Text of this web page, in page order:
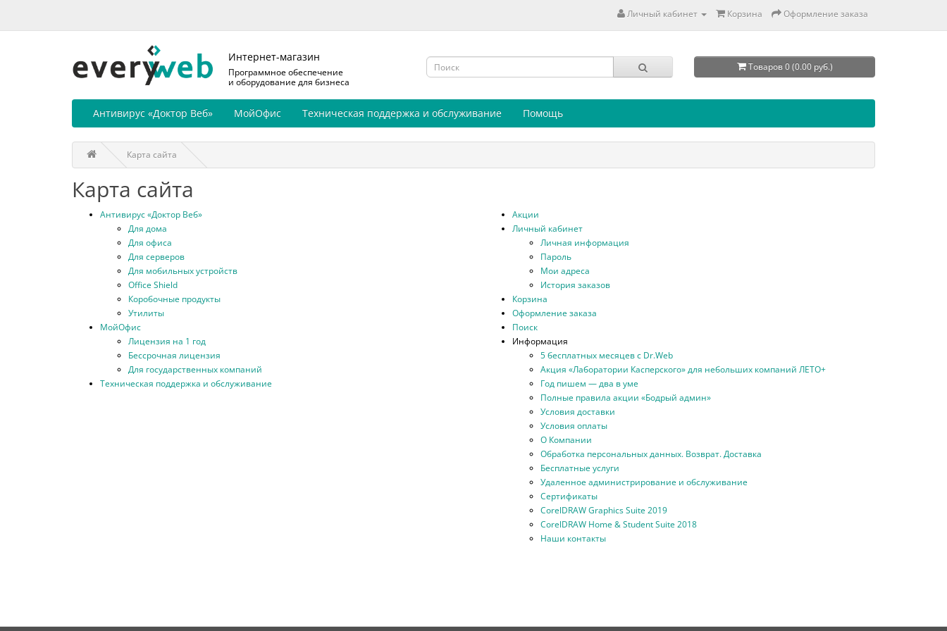
Личный кабинет Корзина Оформление заказа
Интернет-магазин
Программное обеспечение
и оборудование для бизнеса
Товаров 0 (0.00 руб.)
Антивирус «Доктор Веб» МойОфис Техническая поддержка и обслуживание Помощь
Карта сайта
Карта сайта
Антивирус «Доктор Веб»
Для дома
Для офиса
Для серверов
Для мобильных устройств
Office Shield
Коробочные продукты
Утилиты
МойОфис
Лицензия на 1 год
Бессрочная лицензия
Для государственных компаний
Техническая поддержка и обслуживание
Акции
Личный кабинет
Личная информация
Пароль
Мои адреса
История заказов
Корзина
Оформление заказа
Поиск
Информация
5 бесплатных месяцев с Dr.Web
Акция «Лаборатории Касперского» для небольших компаний ЛЕТО+
Год пишем — два в уме
Полные правила акции «Бодрый админ»
Условия доставки
Условия оплаты
О Компании
Обработка персональных данных. Возврат. Доставка
Бесплатные услуги
Удаленное администрирование и обслуживание
Сертификаты
CorelDRAW Graphics Suite 2019
CorelDRAW Home & Student Suite 2018
Наши контакты